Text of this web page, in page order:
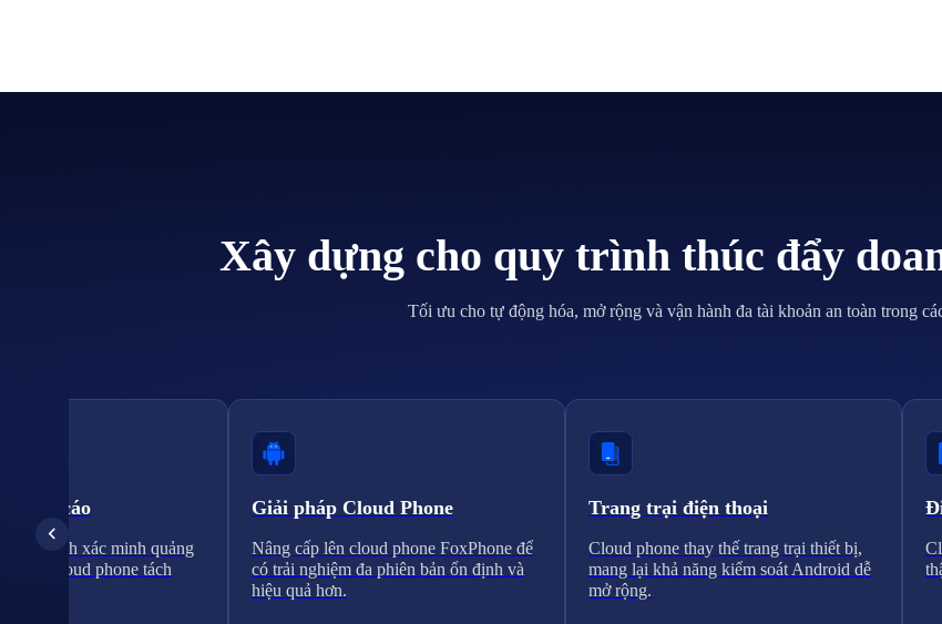
Xây dựng cho quy trình thúc đẩy
Tối ưu cho tự động hóa, mở rộng và vận hành đa tài khoản an toàn trong
cáo
quy trình xác minh quảng
cloud phone tách
Giải pháp Cloud Phone
Nâng cấp lên cloud phone FoxPhone để
có trải nghiệm đa phiên bản ổn định và
hiệu quả hơn.
Trang trại điện thoại
Cloud phone thay thế trang trại thiết bị,
mang lại khả năng kiểm soát Android dễ
mở rộng.